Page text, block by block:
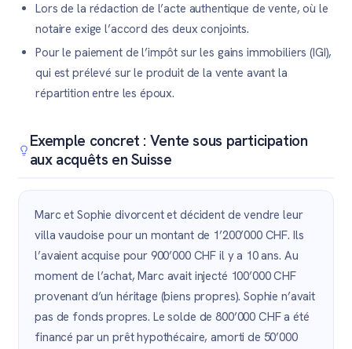
Lors de la rédaction de l’acte authentique de vente, où le
notaire exige l’accord des deux conjoints.
Pour le paiement de l’impôt sur les gains immobiliers (IGI),
qui est prélevé sur le produit de la vente avant la
répartition entre les époux.
Exemple concret : Vente sous participation
aux acquêts en Suisse
Marc et Sophie divorcent et décident de vendre leur
villa vaudoise pour un montant de 1’200’000 CHF. Ils
l’avaient acquise pour 900’000 CHF il y a 10 ans. Au
moment de l’achat, Marc avait injecté 100’000 CHF
provenant d’un héritage (biens propres). Sophie n’avait
pas de fonds propres. Le solde de 800’000 CHF a été
financé par un prêt hypothécaire, amorti de 50’000